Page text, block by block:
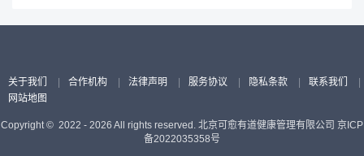
样说道： “冷静下来，与值得信赖的商量对
威成像医疗中心”，与放射科（诊断）协
还与肿瘤内科和放射科（治疗）协作，进行
综合性的治疗。 近年来，又致力于有关
关于我们 合作机构 法律声明 服务协议 隐私条款 联系我们
网站地图
Copyright © 2022 - 2026 All rights reserved. 北京可愈有道健康管理有限公司 京ICP
备2022035358号